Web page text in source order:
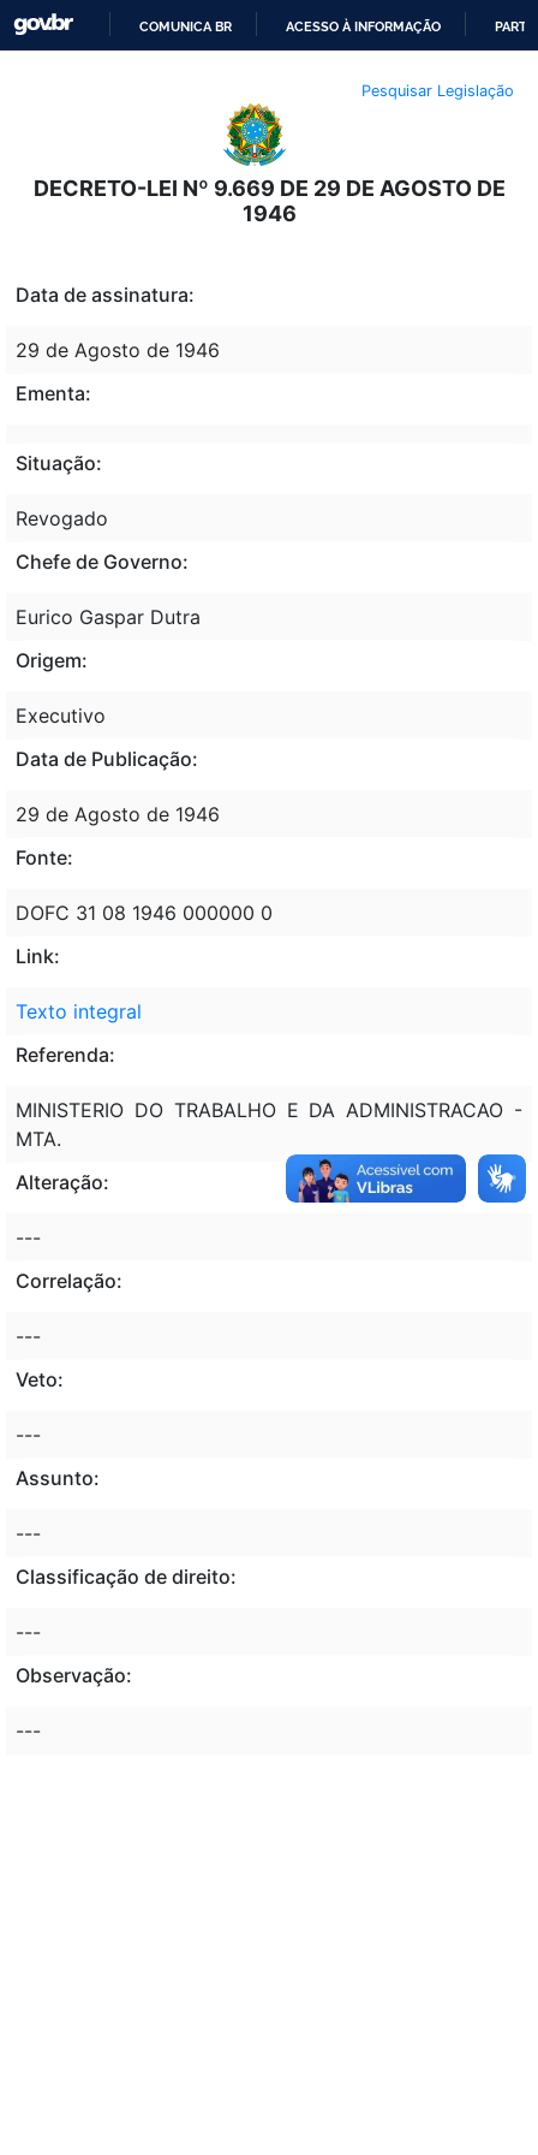
O
CONTEÚDO
COMUNICA BR ACESSO À INFORMAÇÃO
Pesquisar Legislação
DECRETO-LEI Nº 9.669 DE 29 DE AGOSTO DE
1946
Data de assinatura:
29 de Agosto de 1946
Ementa:
Situação:
Revogado
Chefe de Governo:
Eurico Gaspar Dutra
Origem:
Executivo
Data de Publicação:
29 de Agosto de 1946
Fonte:
DOFC 31 08 1946 000000 0
Link:
Texto integral
Referenda:
MINISTERIO DO TRABALHO E DA ADMINISTRACAO -
MTA.
Alteração:
---
Correlação:
---
Veto:
---
Assunto:
---
Classificação de direito:
---
Observação:
---